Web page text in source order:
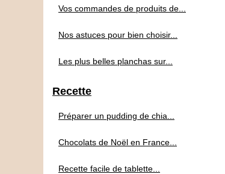
Vos commandes de produits de...
Nos astuces pour bien choisir...
Les plus belles planchas sur...
Recette
Préparer un pudding de chia...
Chocolats de Noël en France...
Recette facile de tablette...